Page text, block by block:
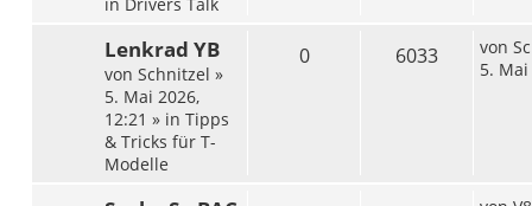
Lenkrad YB
von Schnitzel »
5. Mai 2026,
12:21 » in Tipps
& Tricks für T-
Modelle
0 6033 von
5. Mai